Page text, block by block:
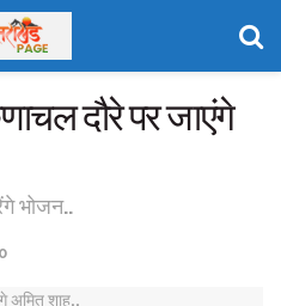
दौरे पर जाएंगे
भोजन..